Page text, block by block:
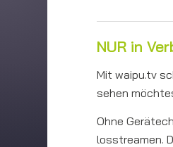
NUR in
Mit waipu.tv
sehen
Ohne
losstreamen.